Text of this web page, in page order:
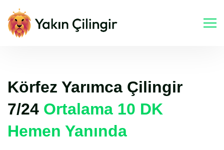
Körfez Yarımca Çilingir
7/24 Ortalama 10 DK
Hemen Yanında